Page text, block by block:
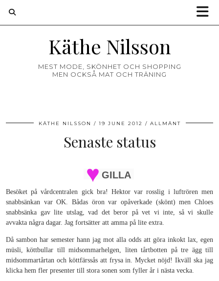
Käthe Nilsson
MEST MODE, SKÖNHET OCH SHOPPING
MEN OCKSÅ MAT OCH TRÄNING
KÄTHE NILSSON 19 JUNE 2012 ALLMÄNT
Senaste status
GILLA
Besöket på vårdcentralen gick bra! Hektor var rosslig i luftrören men
snabbsänkan var OK. Bådas öron var opåverkade (skönt) men Chloes
snabbsänka gav lite utslag, vad det beror på vet vi inte, så vi skulle
avvakta några dagar. Jag fortsätter att amma på lite extra.
Då sambon har semester hann jag mot alla odds att göra inkokt lax, egen
müsli, köttbullar till midsommarhelgen, liten tårtbotten på tre ägg till
midsommartårtan och köttfärssås att frysa in. Mycket nöjd! Ikväll ska jag
klicka hem fler presenter till stora sonen som fyller år i nästa vecka.